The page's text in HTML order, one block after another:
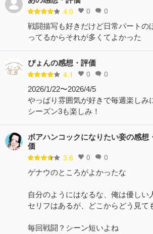
4.0 0 0
戦闘描写も好きだけど日常パートの
ってるからそれが多くてよかった
ぴょんの感想・評価
4.1 0 0
2026/1/22〜2026/4/5
やっぱり雰囲気が好きで毎週楽しみ
シーズン3も楽しみ！
ボアハンコックになりたい妾の感想
価
3.6 0 0
ゲナウのところがよかったな
自分のようにはなるな、俺は優しい
セリフはあるが、どこからどう見て
毎回戦闘？シーン短いよね